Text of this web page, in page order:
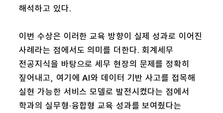
해석하고 있다.
이번 수상은 이러한 교육 방향이 실제 성과로 이어진
사례라는 점에서도 의미를 더한다. 회계세무
전공지식을 바탕으로 세무 현장의 문제를 정확히
짚어내고, 여기에 AI와 데이터 기반 사고를 접목해
실현 가능한 서비스 모델로 발전시켰다는 점에서
학과의 실무형·융합형 교육 성과를 보여줬다는